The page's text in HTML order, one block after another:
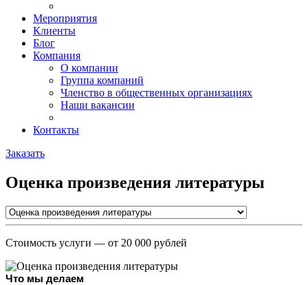
Мероприятия
Клиенты
Блог
Компания
О компании
Группа компаний
Членство в общественных организациях
Наши вакансии
Контакты
Заказать
Оценка произведения литературы
Стоимость услуги — от 20 000 рублей
Что мы делаем